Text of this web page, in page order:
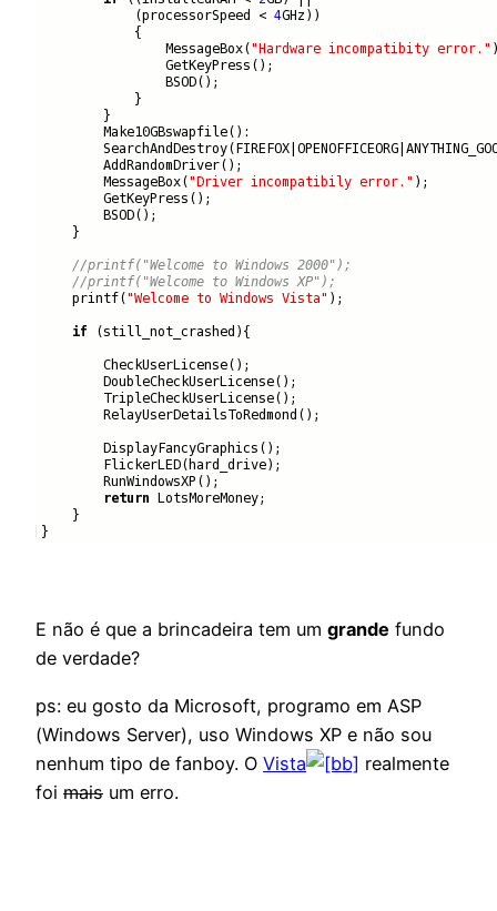
E não é que a brincadeira tem um grande fundo
de verdade?
ps: eu gosto da Microsoft, programo em ASP
(Windows Server), uso Windows XP e não sou
nenhum tipo de fanboy. O Vista
realmente
foi mais um erro.